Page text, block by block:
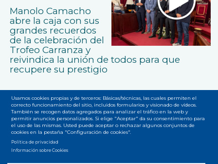
Manolo Camacho
abre la caja con sus
grandes recuerdos
de la celebración del
Trofeo Carranza y
reivindica la unión de todos para que
recupere su prestigio
Menú
Accesibilidad Privacidad
Usamos cookies propias y de terceros: Básicas/técnicas, las cuales permiten el
correcto funcionamiento del sitio, incluidos formularios y visionado de vídeos.
También se recogen datos agregados para analizar el tráfico en la web y
permitir anuncios personalizados. Si elige "Aceptar" da su consentimiento para
el uso de las mismas. Usted puede aceptar o rechazar algunos conjuntos de
cookies en la pestaña "Configuración de cookies".
Política de privacidad
Información sobre Cookies